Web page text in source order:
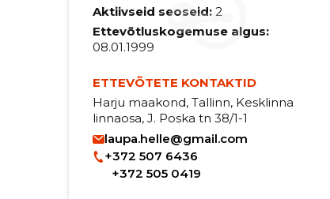
Aktiivseid seoseid: 2
Ettevõtluskogemuse algus:
08.01.1999
ETTEVÕTETE KONTAKTID
Harju maakond, Tallinn, Kesklinna
linnaosa, J. Poska tn 38/1-1
laupa.helle@gmail.com
+372 507 6436
+372 505 0419